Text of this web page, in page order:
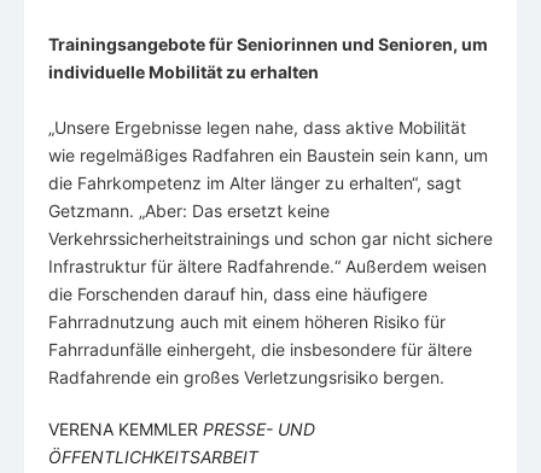
Trainingsangebote für Seniorinnen und Senioren, um
individuelle Mobilität zu erhalten
„Unsere Ergebnisse legen nahe, dass aktive Mobilität
wie regelmäßiges Radfahren ein Baustein sein kann, um
die Fahrkompetenz im Alter länger zu erhalten“, sagt
Getzmann. „Aber: Das ersetzt keine
Verkehrssicherheitstrainings und schon gar nicht sichere
Infrastruktur für ältere Radfahrende.“ Außerdem weisen
die Forschenden darauf hin, dass eine häufigere
Fahrradnutzung auch mit einem höheren Risiko für
Fahrradunfälle einhergeht, die insbesondere für ältere
Radfahrende ein großes Verletzungsrisiko bergen.
VERENA KEMMLER PRESSE- UND
ÖFFENTLICHKEITSARBEIT